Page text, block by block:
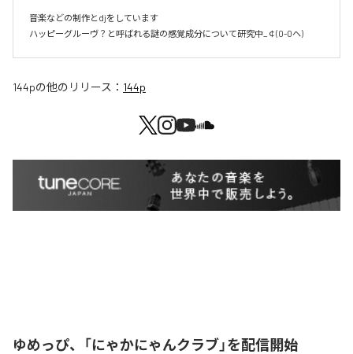
音楽などの制作とdjをしています
ハッピーグルーヴ？と呼ばれる謎の感覚成分について研究中_￠(0-0ヘ)
144pの他のリリース： 144p
ゆめっぴ、「にゃかにゃんクラブ」を配信開始